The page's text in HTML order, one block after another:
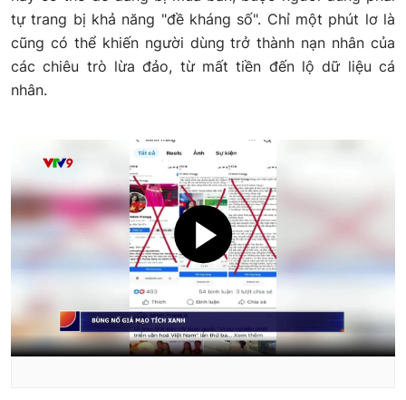
tự trang bị khả năng "đề kháng số". Chỉ một phút lơ là
cũng có thể khiến người dùng trở thành nạn nhân của
các chiêu trò lừa đảo, từ mất tiền đến lộ dữ liệu cá
nhân.